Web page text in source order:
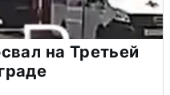
на Третьей